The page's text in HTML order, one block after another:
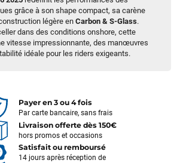
grâce à son shape compact, sa carène
légère en Carbon & S-Glass.
dans des conditions onshore, cette
vitesse impressionnante, des manœuvres
idéale pour les riders exigeants.
Payer en 3 ou 4 fois
Par carte bancaire, sans frais
Livraison offerte dès 150€
hors promos et occasions
Satisfait ou remboursé
14 jours après réception de